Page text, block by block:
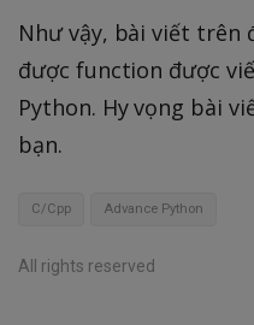
Như vậy, bài viết trên
được function được
Python. Hy vọng bài
bạn.
C/Cpp Advance Python
All rights reserved